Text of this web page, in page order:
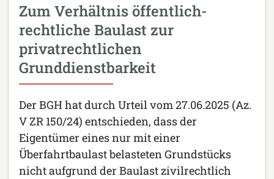
Zum Verhältnis öffentlich-
rechtliche Baulast zur
privatrechtlichen
Grunddienstbarkeit
Der BGH hat durch Urteil vom 27.06.2025 (Az.
V ZR 150/24) entschieden, dass der
Eigentümer eines nur mit einer
Überfahrtbaulast belasteten Grundstücks
nicht aufgrund der Baulast zivilrechtlich